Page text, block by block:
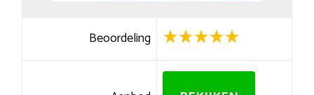
Beoordeling